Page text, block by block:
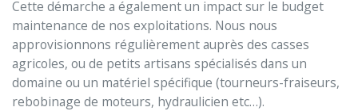
Cette démarche a également un impact sur le budget
maintenance de nos exploitations. Nous nous
approvisionnons régulièrement auprès des casses
agricoles, ou de petits artisans spécialisés dans un
domaine ou un matériel spécifique (tourneurs-fraiseurs,
rebobinage de moteurs, hydraulicien etc…).